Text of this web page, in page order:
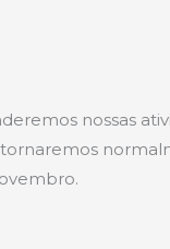
nossas